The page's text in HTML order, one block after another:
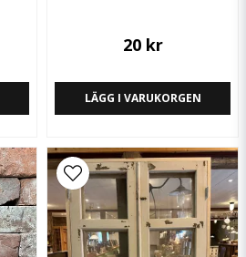
20 kr
LÄGG I VARUKORGEN